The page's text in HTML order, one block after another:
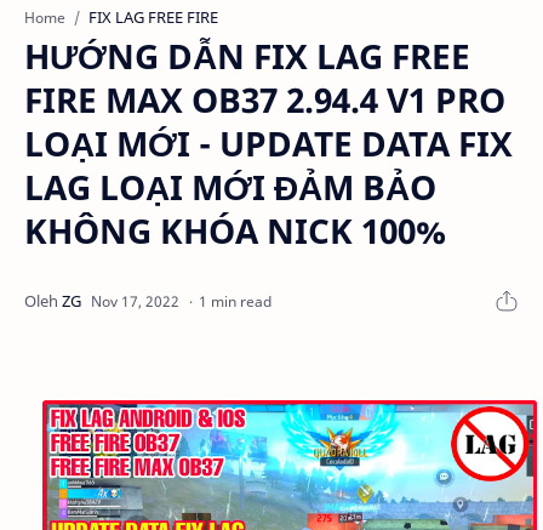
Home FIX LAG FREE FIRE
HƯỚNG DẪN FIX LAG FREE
FIRE MAX OB37 2.94.4 V1 PRO
LOẠI MỚI - UPDATE DATA FIX
LAG LOẠI MỚI ĐẢM BẢO
KHÔNG KHÓA NICK 100%
1 min read